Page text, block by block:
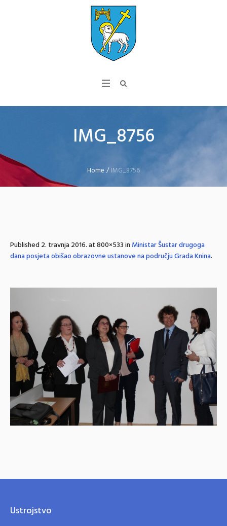
IMG_8756
Home /IMG_8756
Published2. travnja 2016.at 800×533 inMinistar Šustar drugoga
dana posjeta obišao obrazovne ustanove na području Grada Knina.
Ustrojstvo